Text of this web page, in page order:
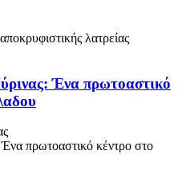
λατρείας
Ένα πρωτοαστικό
πρωτοαστικό κέντρο στο